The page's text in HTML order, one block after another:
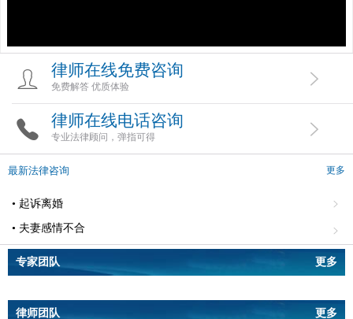
律师在线免费咨询
免费解答 优质体验
律师在线电话咨询
专业法律顾问，弹指可得
最新法律咨询 更多
• 起诉离婚
• 夫妻感情不合
专家团队 更多
律师团队 更多